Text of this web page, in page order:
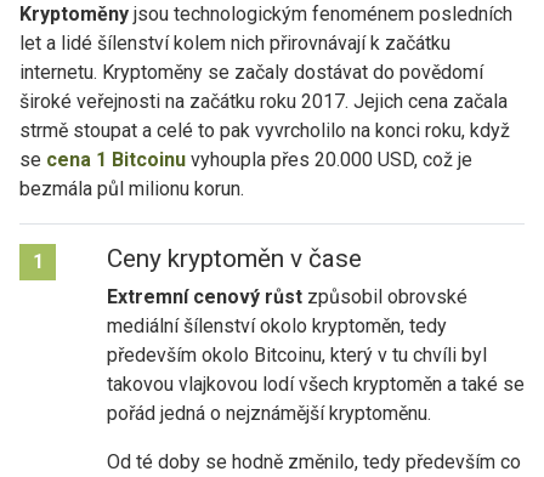
Kryptoměny jsou technologickým fenoménem posledních
let a lidé šílenství kolem nich přirovnávají k začátku
internetu. Kryptoměny se začaly dostávat do povědomí
široké veřejnosti na začátku roku 2017. Jejich cena začala
strmě stoupat a celé to pak vyvrcholilo na konci roku, když
se cena 1 Bitcoinu vyhoupla přes 20.000 USD, což je
bezmála půl milionu korun.
1 Ceny kryptoměn v čase
Extremní cenový růst způsobil obrovské
mediální šílenství okolo kryptoměn, tedy
především okolo Bitcoinu, který v tu chvíli byl
takovou vlajkovou lodí všech kryptoměn a také se
pořád jedná o nejznámější kryptoměnu.
Od té doby se hodně změnilo, tedy především co